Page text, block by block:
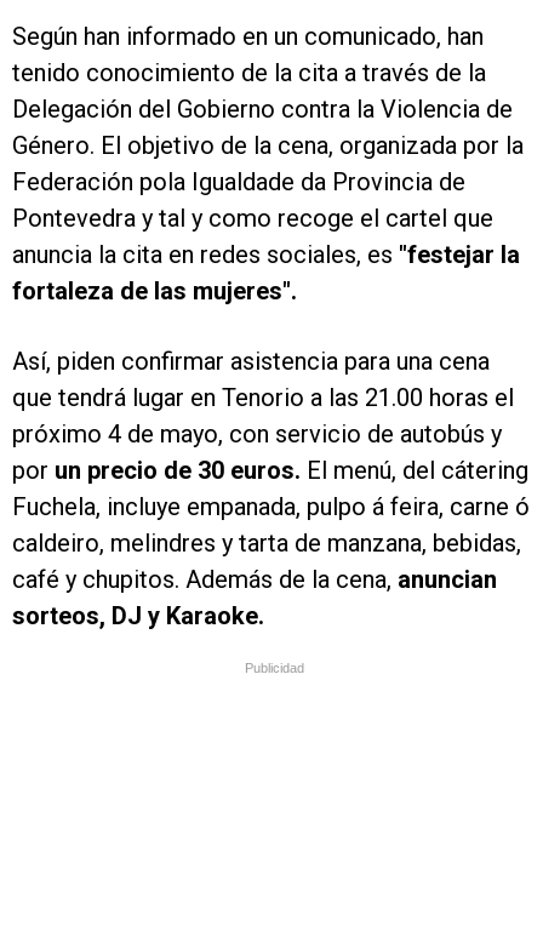
Según han informado en un comunicado, han
tenido conocimiento de la cita a través de la
Delegación del Gobierno contra la Violencia de
Género. El objetivo de la cena, organizada por la
Federación pola Igualdade da Provincia de
Pontevedra y tal y como recoge el cartel que
anuncia la cita en redes sociales, es "festejar la
fortaleza de las mujeres".
Así, piden confirmar asistencia para una cena
que tendrá lugar en Tenorio a las 21.00 horas el
próximo 4 de mayo, con servicio de autobús y
por un precio de 30 euros. El menú, del cátering
Fuchela, incluye empanada, pulpo á feira, carne ó
caldeiro, melindres y tarta de manzana, bebidas,
café y chupitos. Además de la cena, anuncian
sorteos, DJ y Karaoke.
Publicidad